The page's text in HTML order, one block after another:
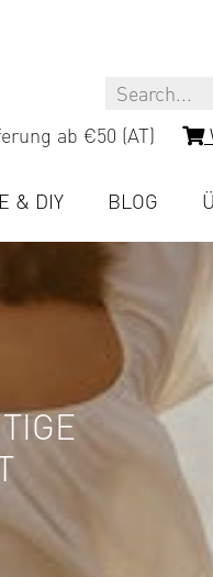
Search
ab €50 (AT)
& DIY BLOG